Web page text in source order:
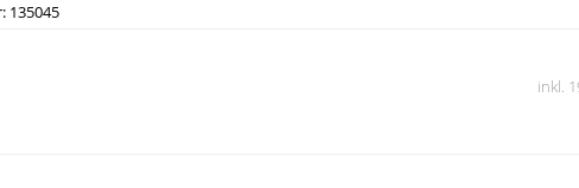
135045
inkl.